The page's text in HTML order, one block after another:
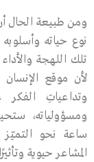
ومن طبيعة الحال
نوع حياته
تلك اللهجة
لأن موقع
وتداعياتِ
ومسؤولياته،
ساعة نحو التميّز
المشاعر حيوية وتأثيرًا